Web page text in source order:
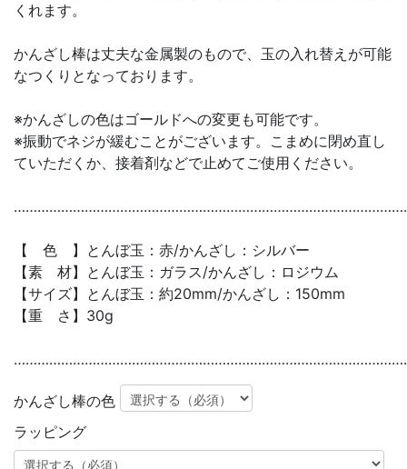
くれます。
かんざし棒は丈夫な金属製のもので、玉の入れ替えが可能
なつくりとなっております。
※かんざしの色はゴールドへの変更も可能です。
※振動でネジが緩むことがございます。こまめに閉め直し
ていただくか、接着剤などで止めてご使用ください。
【 色 】とんぼ玉：赤/かんざし：シルバー
【素 材】とんぼ玉：ガラス/かんざし：ロジウム
【サイズ】とんぼ玉：約20mm/かんざし：150mm
【重 さ】30g
かんざし棒の色
ラッピング